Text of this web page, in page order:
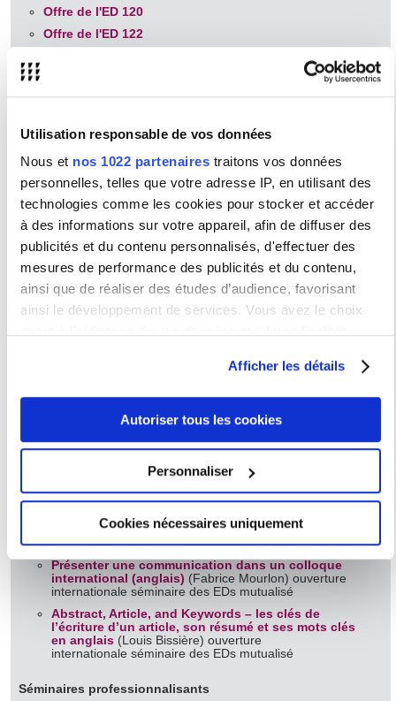
Utilisation responsable de vos données
Nous et nos 1022 partenaires traitons vos données
personnelles, telles que votre adresse IP, en utilisant des
technologies comme les cookies pour stocker et accéder
à des informations sur votre appareil, afin de diffuser des
publicités et du contenu personnalisés, d'effectuer des
mesures de performance des publicités et du contenu,
ainsi que de réaliser des études d’audience, favorisant
ainsi le développement de services. Vous avez le choix
moment en consultant la Déclaration relative aux cookies
ou en cliquant sur l'icône de confidentialité.
Si vous le permettez, nous aimerions également :
géographique qui peuvent être précises à plusieurs
mètres près
Identifier votre appareil en l'analysant activement
pour en relever les caractéristiques spécifiques
(empreintes digitales).
Pour en savoir plus sur le traitement de vos données
personnelles et définir vos préférences, reportez-vous à la
section « Détails ». Vous pouvez modifier ou retirer votre
consentement à tout moment à partir de la déclaration sur
Afficher les détails
Autoriser tous les cookies
Personnaliser
Cookies nécessaires uniquement
Offre de l'ED 120
Offre de l'ED 122
Offre de l'ED 625
Offre de formation transversale 10 ECTS
Vous pouvez suivre les formations transversales proposées via
les liens ci-dessous en fonction des exigences de votre école
doctorale.
Séminaire sur l'éthique de la recherche et sur l'intégrité
scientifique
Ethique de la recherche et intégrité scientifique
obligatoire
2 ECTS
Séminaires méthodologiques
Offre de la BSN Bibliothèque de la Sorbonne
Offre de Science Ouverte
Rédiger sa thèse(Thiphaine Pocquet) séminaire
Séminaire méthodologique Méthodes numériques mixtes
et éthique de la recherche
Ouverture internationale
Offre de YUFE
Présenter une communication dans un colloque
international (anglais) (Fabrice Mourlon) ouverture
internationale séminaire des EDs mutualisé
Abstract, Article, and Keywords – les clés de
l’écriture d’un article, son résumé et ses mots clés
en anglais (Louis Bissière) ouverture
internationale séminaire des EDs mutualisé
Séminaires professionnalisants